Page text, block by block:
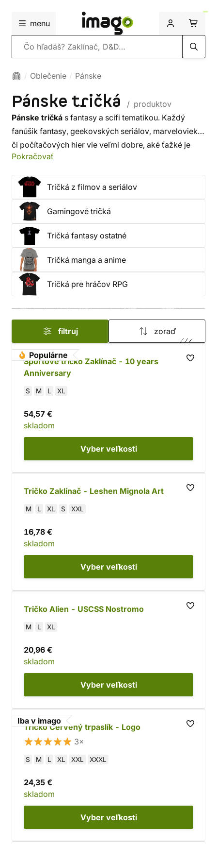
menu
Vyhľadávanie
Oblečenie Pánske
Pánske tričká
/ produktov
Pánske tričká s fantasy a scifi tematikou. Každý
fanúšik fantasy, geekovských seriálov, marveloviek
či počítačových hier vie veľmi dobre, aké ťažké je
oddeliť obľúbený fiktívny svet od reality. Ak si na
bicykla neuvažujete o obstaraní Nimbusu 2000,
patríte ešte medzi tých, ktorí stoja nohami pevne na
zemi. Avšak aj vy si zaslúžite kúsok magična.
Napríklad v podobefilmovéhočiherného trička!
Pokračovať
Tričká z filmov a seriálov
Gamingové tričká
Tričká fantasy ostatné
Tričká manga a anime
Tričká pre hráčov RPG
filtruj zoraď
Populárne
Športové tričko Zaklínač - 10 years
Anniversary
S M L XL
54,57 €
skladom
Vyber veľkosti
Tričko Zaklínač - Leshen Mignola Art
M L XL S XXL
16,78 €
skladom
Vyber veľkosti
Tričko Alien - USCSS Nostromo
M L XL
20,96 €
skladom
Vyber veľkosti
Iba v imago
Tričko Červený trpaslík - Logo
3×
S M L XL XXL XXXL
24,35 €
skladom
Vyber veľkosti